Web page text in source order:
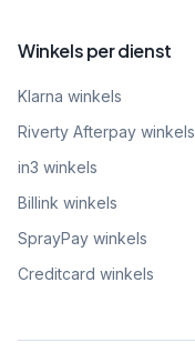
Winkels per dienst
Klarna winkels
Riverty Afterpay winkels
in3 winkels
Billink winkels
SprayPay winkels
Creditcard winkels